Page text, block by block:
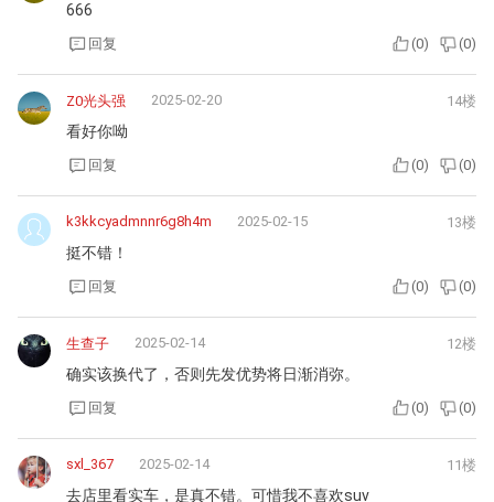
666
回复 (0) (0)
Z0光头强 2025-02-20 14楼
看好你呦
回复 (0) (0)
k3kkcyadmnnr6g8h4m 2025-02-15 13楼
挺不错！
回复 (0) (0)
生查子 2025-02-14 12楼
确实该换代了，否则先发优势将日渐消弥。
回复 (0) (0)
sxl_367 2025-02-14 11楼
去店里看实车，是真不错。可惜我不喜欢suv